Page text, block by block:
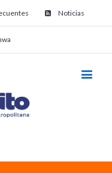
Noticias